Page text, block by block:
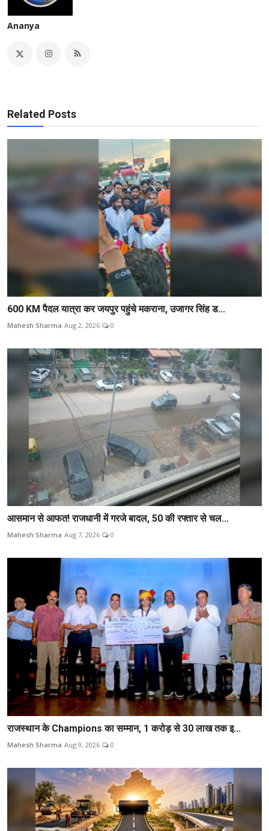
Ananya
Related Posts
600 KM पैदल यात्रा कर जयपुर पहुंचे मकराना, उजागर सिंह ड...
Mahesh Sharma Aug 2, 2026 0
आसमान से आफत! राजधानी में गरजे बादल, 50 की रफ्तार से चल...
Mahesh Sharma Aug 7, 2026 0
राजस्थान के Champions का सम्मान, 1 करोड़ से 30 लाख तक इ...
Mahesh Sharma Aug 9, 2026 0